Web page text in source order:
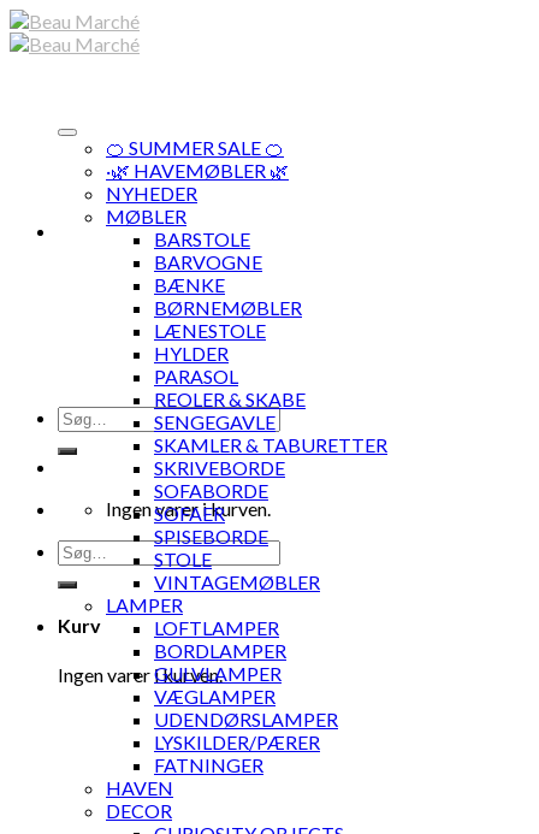
Skip
to
Søg
efter:
Ingen varer i kurven.
Søg
efter:
Kurv
Ingen varer i kurven.
🍊 SUMMER SALE 🍊
·🌿 HAVEMØBLER 🌿
NYHEDER
MØBLER
BARSTOLE
BARVOGNE
BÆNKE
BØRNEMØBLER
LÆNESTOLE
HYLDER
PARASOL
REOLER & SKABE
SENGEGAVLE
SKAMLER & TABURETTER
SKRIVEBORDE
SOFABORDE
SOFAER
SPISEBORDE
STOLE
VINTAGEMØBLER
LAMPER
LOFTLAMPER
BORDLAMPER
GULVLAMPER
VÆGLAMPER
UDENDØRSLAMPER
LYSKILDER/PÆRER
FATNINGER
HAVEN
DECOR